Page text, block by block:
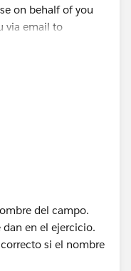
on behalf of you
via email to
del campo.
dan en el ejercicio.
si el nombre